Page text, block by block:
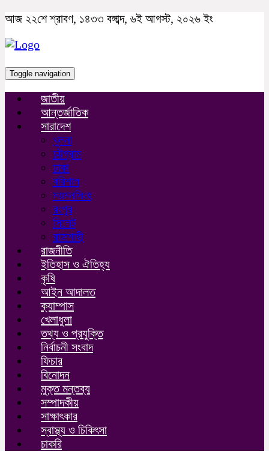
আজ ২২শে শ্রাবণ, ১৪৩৩ বঙ্গাব্দ, ৬ই আগস্ট, ২০২৬ ইং
Toggle navigation
জাতীয়
আন্তর্জাতিক
সারাদেশ
খুলনা
চট্টগ্রাম
ঢাকা
বরিশাল
ময়মনসিংহ
রংপুর
সিলেট
রাজশাহী
রাজনীতি
ইতিহাস ও ঐতিহ্য
কৃষি
আইন আদালত
ক্যাম্পাস
খেলাধুলা
তথ্য ও প্রযুক্তি
নির্বাচনী সংবাদ
ফিচার
বিনোদন
মুক্ত মন্তব্য
সম্পাদকীয়
সাক্ষাৎকার
স্বাস্থ্য ও চিকিৎসা
চাকরি